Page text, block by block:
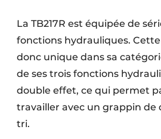
La TB217R est équipée de
fonctions hydrauliques.
donc unique dans sa
de ses trois fonctions
double effet, ce qui permet
travailler avec un grappin de
tri.